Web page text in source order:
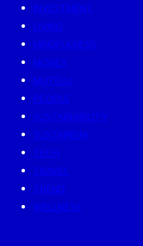
INVESTMENT
LIVING
MINDFULNESS
MONEY
MUTELU
PEOPLE
SUSTAINABILITY
SUSTAINISM
TECH
TRAVEL
TREND
WELLNESS